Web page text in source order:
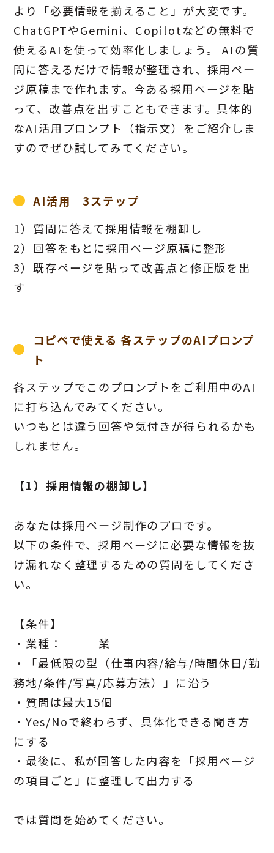
より「必要情報を揃えること」が大変です。
ChatGPTやGemini、Copilotなどの無料で
使えるAIを使って効率化しましょう。 AIの質
問に答えるだけで情報が整理され、採用ペー
ジ原稿まで作れます。今ある採用ページを貼
って、改善点を出すこともできます。具体的
なAI活用プロンプト（指示文）をご紹介しま
すのでぜひ試してみてください。
AI活用 3ステップ
1）質問に答えて採用情報を棚卸し
2）回答をもとに採用ページ原稿に整形
3）既存ページを貼って改善点と修正版を出
す
コピペで使える 各ステップのAIプロンプ
ト
各ステップでこのプロンプトをご利用中のAI
に打ち込んでみてください。
いつもとは違う回答や気付きが得られるかも
しれません。
【1）採用情報の棚卸し】
あなたは採用ページ制作のプロです。
以下の条件で、採用ページに必要な情報を抜
け漏れなく整理するための質問をしてくださ
い。
【条件】
・業種： 業
・「最低限の型（仕事内容/給与/時間休日/勤
務地/条件/写真/応募方法）」に沿う
・質問は最大15個
・Yes/Noで終わらず、具体化できる聞き方
にする
・最後に、私が回答した内容を「採用ページ
の項目ごと」に整理して出力する
では質問を始めてください。